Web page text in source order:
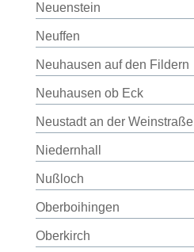
Neuenstein
Neuffen
Neuhausen auf den Fildern
Neuhausen ob Eck
Neustadt an der Weinstraße
Niedernhall
Nußloch
Oberboihingen
Oberkirch